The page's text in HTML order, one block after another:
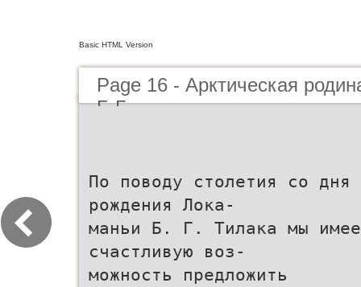
Basic HTML Version
Page 16 - Арктическая
Б.Г.
По поводу столетия со дня
рождения Лока-
маньи Б. Г. Тилака мы
счастливую воз-
можность предложить